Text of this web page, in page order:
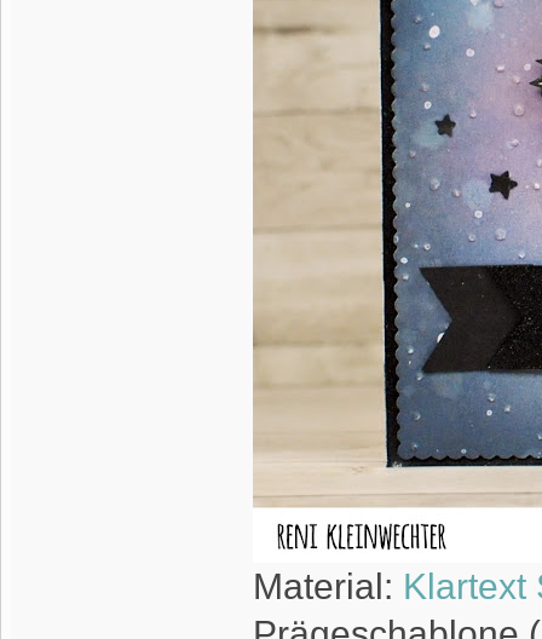
Material: Klartext